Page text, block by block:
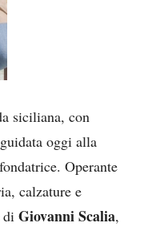
siciliana, con
oggi alla
Operante
calzature e
di Giovanni Scalia,